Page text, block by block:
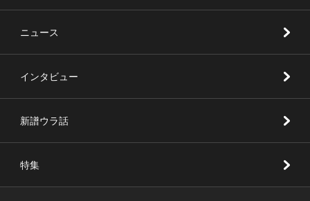
ニュース
インタビュー
新譜ウラ話
特集